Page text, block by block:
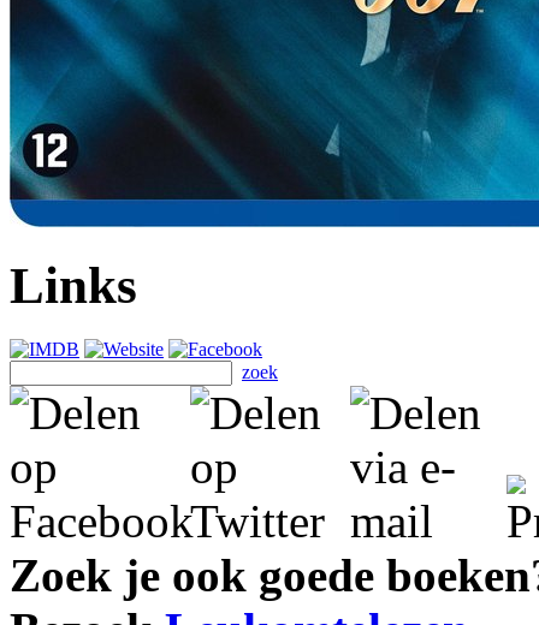
Links
zoek
Zoek je ook goede